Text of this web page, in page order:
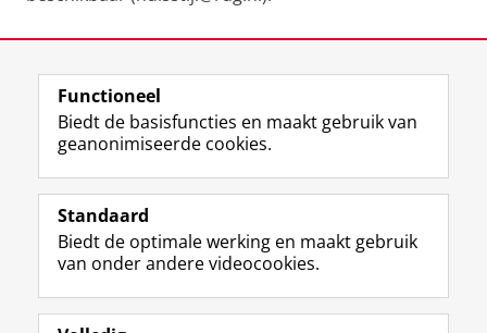
View this page in:English
Volg de RUG
F
a
e
b
o
L
i
k
e
I
R
S
-
f
e
I
n
t
r
Y
o
T
e
Studiekiezers
Functioneel
Biedt de basisfuncties en maakt gebruik van
geanonimiseerde cookies.
Standaard
Biedt de optimale werking en maakt gebruik
van onder andere videocookies.